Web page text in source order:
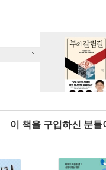
이 책을 구입하신 분